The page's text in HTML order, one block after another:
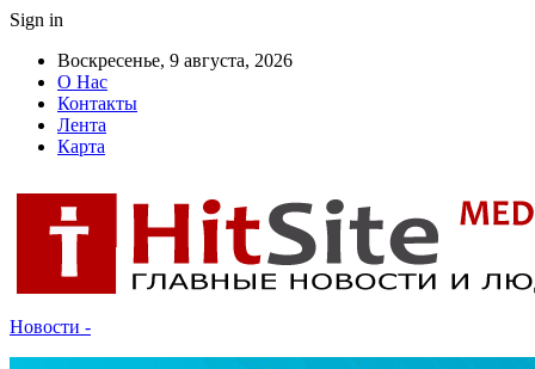
Sign in
Воскресенье, 9 августа, 2026
О Нас
Контакты
Лента
Карта
Новости -